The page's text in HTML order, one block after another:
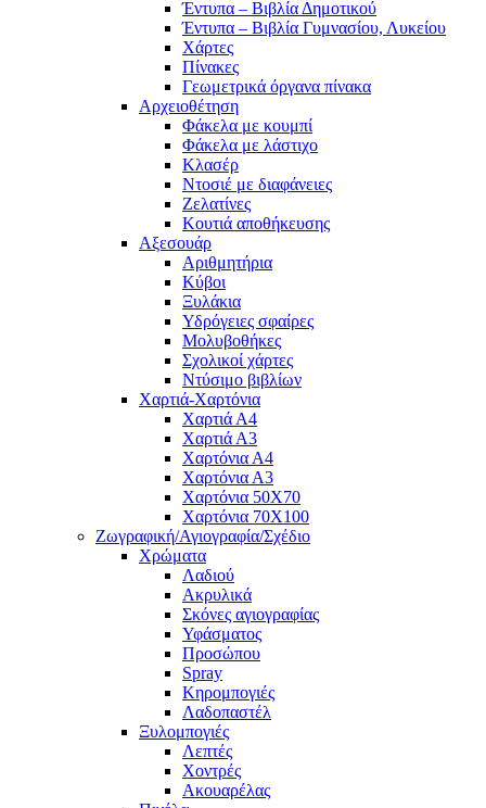
Έντυπα – Βιβλία Δημοτικού
Έντυπα – Βιβλία Γυμνασίου, Λυκείου
Χάρτες
Πίνακες
Γεωμετρικά όργανα πίνακα
Αρχειοθέτηση
Φάκελα με κουμπί
Φάκελα με λάστιχο
Κλασέρ
Ντοσιέ με διαφάνειες
Ζελατίνες
Κουτιά αποθήκευσης
Αξεσουάρ
Αριθμητήρια
Κύβοι
Ξυλάκια
Υδρόγειες σφαίρες
Μολυβοθήκες
Σχολικοί χάρτες
Ντύσιμο βιβλίων
Χαρτιά-Χαρτόνια
Χαρτιά Α4
Χαρτιά Α3
Χαρτόνια Α4
Χαρτόνια Α3
Χαρτόνια 50Χ70
Χαρτόνια 70Χ100
Ζωγραφική/Αγιογραφία/Σχέδιο
Χρώματα
Λαδιού
Ακρυλικά
Σκόνες αγιογραφίας
Υφάσματος
Προσώπου
Spray
Κηρομπογιές
Λαδοπαστέλ
Ξυλομπογιές
Λεπτές
Χοντρές
Ακουαρέλας